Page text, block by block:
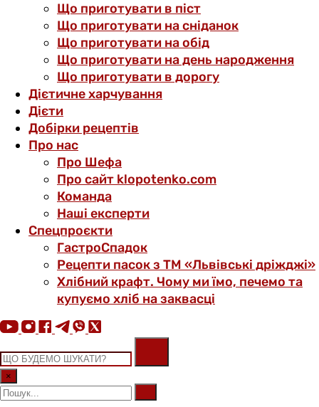
Що приготувати в піст
Що приготувати на сніданок
Що приготувати на обід
Що приготувати на день народження
Що приготувати в дорогу
Дієтичне харчування
Дієти
Добірки рецептів
Про нас
Про Шефа
Про сайт klopotenko.com
Команда
Наші експерти
Спецпроєкти
ГастроСпадок
Рецепти пасок з ТМ «Львівські дріжджі»
Хлібний крафт. Чому ми їмо, печемо та
купуємо хліб на заквасці
×